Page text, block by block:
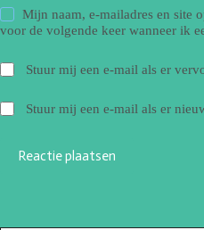
Mijn naam, e-mailadres en site
voor de volgende keer wanneer ik
Stuur mij een e-mail als er
Stuur mij een e-mail als er
Reactie plaatsen